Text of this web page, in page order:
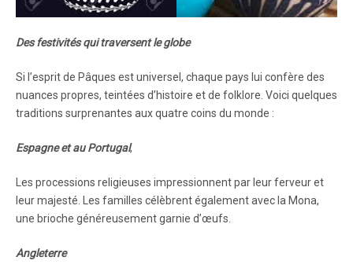
Des festivités qui traversent le globe
Si l’esprit de Pâques est universel, chaque pays lui confère des
nuances propres, teintées d’histoire et de folklore. Voici quelques
traditions surprenantes aux quatre coins du monde :
Espagne et au Portugal,
Les processions religieuses impressionnent par leur ferveur et
leur majesté. Les familles célèbrent également avec la Mona,
une brioche généreusement garnie d’œufs.
Angleterre